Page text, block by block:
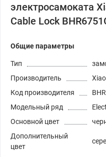
электросамоката
Cable Lock
Общие параметры
Тип
Производитель
Код производителя
Модельный ряд
Основной цвет
Дополнительный
цвет